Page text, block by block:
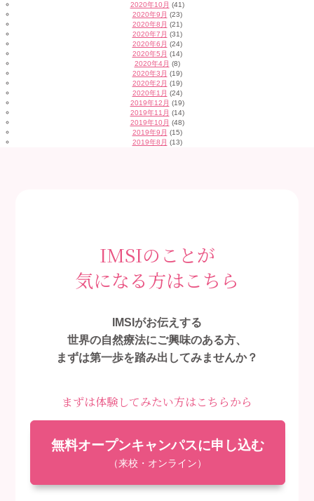
2020年10月 (41)
2020年9月 (23)
2020年8月 (21)
2020年7月 (31)
2020年6月 (24)
2020年5月 (14)
2020年4月 (8)
2020年3月 (19)
2020年2月 (19)
2020年1月 (24)
2019年12月 (19)
2019年11月 (14)
2019年10月 (48)
2019年9月 (15)
2019年8月 (13)
IMSIのことが
気になる方はこちら
IMSIがお伝えする
世界の自然療法にご興味のある方、
まずは第一歩を踏み出してみませんか？
まずは体験してみたい方はこちらから
無料オープンキャンパスに申し込む
（来校・オンライン）